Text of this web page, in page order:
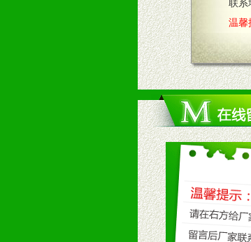
七、招商代理（全国各
1、认同我们的经营理
2、具备较好商业信誉
3、具备区域内良好的
4、具备一定业务团队
5、具备较强的市场操
八、品牌产品
1、不断提升品牌的知
2、不断开创新产品不
九、加盟优势
1、广告企划支持：产
联系
温馨